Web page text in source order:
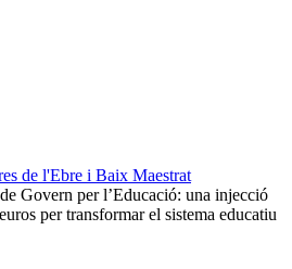
Govern per l’Educació: una injecció
per transformar el sistema educatiu